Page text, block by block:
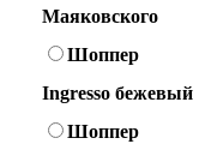
Маяковского
Шоппер
Ingresso бежевый
Шоппер